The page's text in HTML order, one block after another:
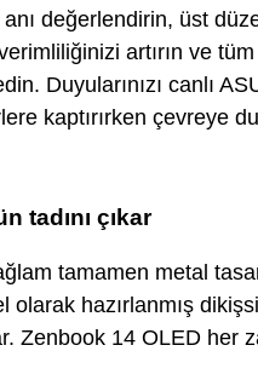
anı değerlendirin, üst
artırın ve
Duyularınızı canlı
kaptırırken çevreye
tadını çıkar
tamamen metal
olarak hazırlanmış
Zenbook 14 OLED her